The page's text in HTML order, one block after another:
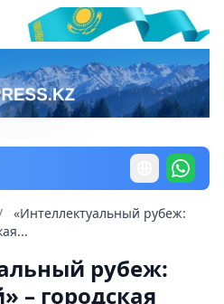
«Интеллектуальный рубеж:
рубеж:
– городская